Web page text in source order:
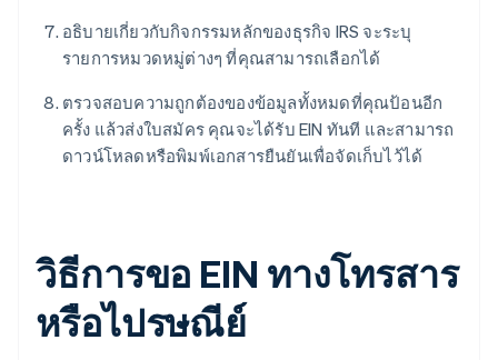
อธิบายเกี่ยวกับกิจกรรมหลักของธุรกิจ IRS จะระบุ
รายการหมวดหมู่ต่างๆ ที่คุณสามารถเลือกได้
ตรวจสอบความถูกต้องของข้อมูลทั้งหมดที่คุณป้อนอีก
ครั้ง แล้วส่งใบสมัคร คุณจะได้รับ EIN ทันที และสามารถ
ดาวน์โหลดหรือพิมพ์เอกสารยืนยันเพื่อจัดเก็บไว้ได้
วิธีการขอ EIN ทางโทรสาร
หรือไปรษณีย์